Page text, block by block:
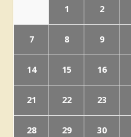
1 2
7 8 9
14 15 16
21 22 23
28 29 30